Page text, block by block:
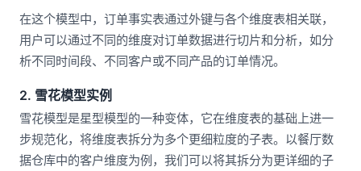
在这个模型中，订单事实表通过外键与各个维度表相关联，
用户可以通过不同的维度对订单数据进行切片和分析，如分
析不同时间段、不同客户或不同产品的订单情况。
2. 雪花模型实例
雪花模型是星型模型的一种变体，它在维度表的基础上进一
步规范化，将维度表拆分为多个更细粒度的子表。以餐厅数
据仓库中的客户维度为例，我们可以将其拆分为更详细的子